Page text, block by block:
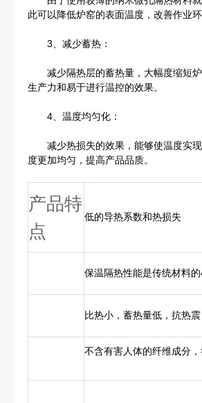
此可以降低炉窑的表面温度，改善作业环
3、减少蓄热：
减少隔热层的蓄热量，大幅度缩短炉
生产力和易于进行温控的效果。
4、温度均匀化：
减少热损失的效果，能够使温度实现
度更加均匀，提高产品品质。
产品特
点
低的导热系数和热损失
保温隔热性能是传统材料
比热小，蓄热量低，抗热震
不含有害人体的纤维成分